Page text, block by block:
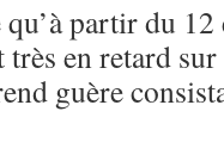
partir du
très en retard
guère